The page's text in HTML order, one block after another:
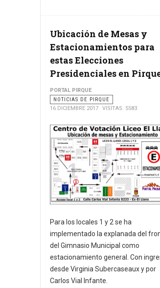
Ubicación de Mesas y
Estacionamientos para
estas Elecciones
Presidenciales en
PORTAL PIRQUE
NOTICIAS DE PIRQUE
16 DICIEMBRE 2017
VISITAS: 5583
Para los locales 1 y 2 se ha
implementado la explanada del
del Gimnasio Municipal como
estacionamiento general. Con
desde Virginia Subercaseaux y por
Carlos Vial Infante.